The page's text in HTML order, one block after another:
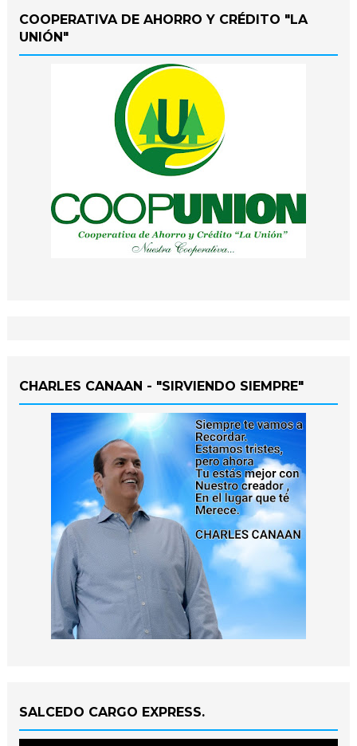
COOPERATIVA DE AHORRO Y CRÉDITO "LA
UNIÓN"
CHARLES CANAAN - "SIRVIENDO SIEMPRE"
SALCEDO CARGO EXPRESS.